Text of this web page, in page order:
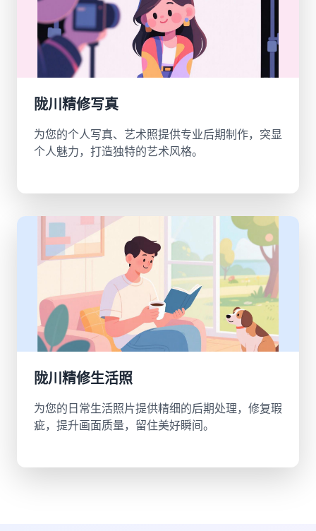
陇川精修写真
为您的个人写真、艺术照提供专业后期制作，突显
个人魅力，打造独特的艺术风格。
陇川精修生活照
为您的日常生活照片提供精细的后期处理，修复瑕
疵，提升画面质量，留住美好瞬间。